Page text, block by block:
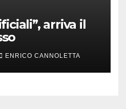
arriva il
ENRICO CANNOLETTA